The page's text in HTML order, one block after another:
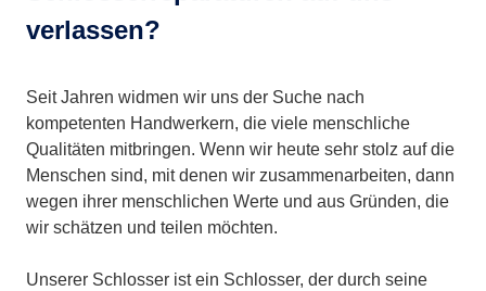
verlassen?
Seit Jahren widmen wir uns der Suche nach
kompetenten Handwerkern, die viele menschliche
Qualitäten mitbringen. Wenn wir heute sehr stolz auf die
Menschen sind, mit denen wir zusammenarbeiten, dann
wegen ihrer menschlichen Werte und aus Gründen, die
wir schätzen und teilen möchten.
Unserer Schlosser ist ein Schlosser, der durch seine